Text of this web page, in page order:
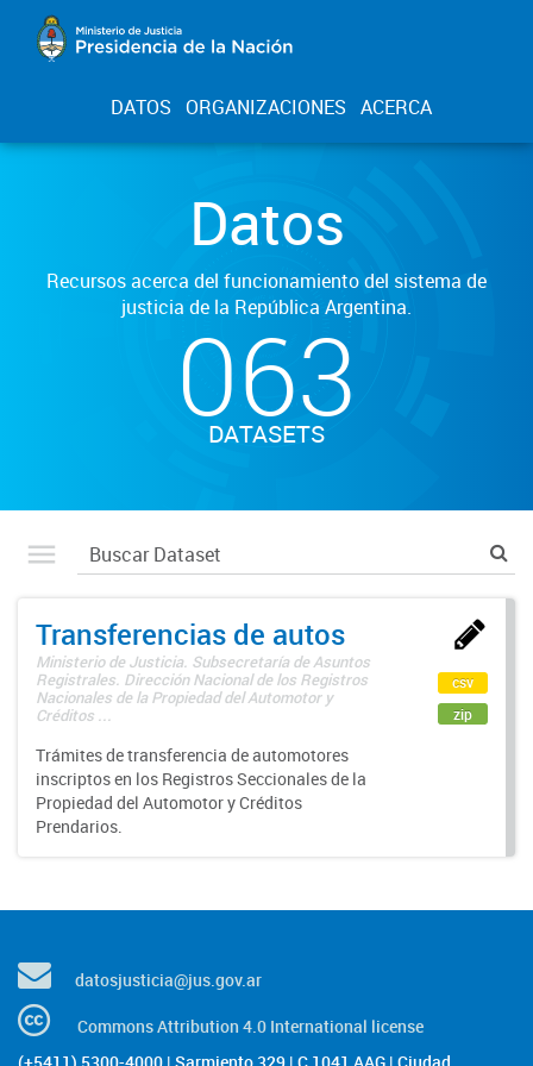
DATOS ORGANIZACIONES ACERCA
Datos
Recursos acerca del funcionamiento del sistema de
justicia de la República Argentina.
063
DATASETS
Transferencias de autos
Ministerio de Justicia. Subsecretaría de Asuntos
Registrales. Dirección Nacional de los Registros
Nacionales de la Propiedad del Automotor y
Créditos ...
Trámites de transferencia de automotores
inscriptos en los Registros Seccionales de la
Propiedad del Automotor y Créditos
Prendarios.
csv
zip
datosjusticia@jus.gov.ar
Commons Attribution 4.0 International license